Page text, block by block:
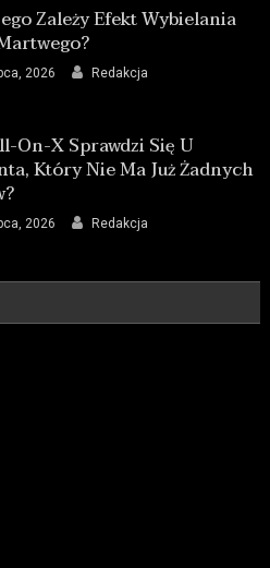
Zależy Efekt Wybielania
2026 Redakcja
On-X Sprawdzi Się U
Który Nie Ma Już Żadnych
2026 Redakcja